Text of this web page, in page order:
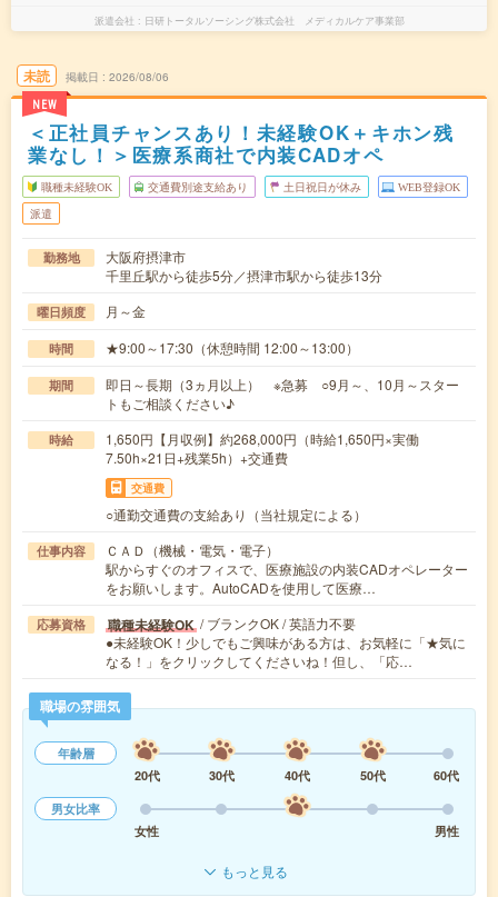
派遣会社 日研トータルソーシング株式会社 メディカルケア事業部
未読
NEW
掲載日 2026/08/06
＜正社員チャンスあり！未経験OK＋キホン残
業なし！＞医療系商社で内装CADオペ
職種未経験OK 交通費別途支給あり 土日祝日が休み WEB登録OK
派遣
勤務地
大阪府摂津市
千里丘駅から徒歩5分／摂津市駅から徒歩13分
曜日頻度 月～金
時間 ★9:00～17:30（休憩時間 12:00～13:00）
期間
即日～長期（3ヵ月以上） ※急募 ○9月～、10月～スター
トもご相談ください♪
時給
1,650円【月収例】約268,000円（時給1,650円×実働
7.50h×21日+残業5h）+交通費
交通費
○通勤交通費の支給あり（当社規定による）
仕事内容
ＣＡＤ（機械・電気・電子）
駅からすぐのオフィスで、医療施設の内装CADオペレーター
をお願いします。AutoCADを使用して医療…
応募資格 職種未経験OK / ブランクOK / 英語力不要
●未経験OK！少しでもご興味がある方は、お気軽に「★気に
なる！」をクリックしてくださいね！但し、「応…
職場の雰囲気
年齢層
20代
30代 40代 50代
60代
男女比率
女性
男性
もっと見る